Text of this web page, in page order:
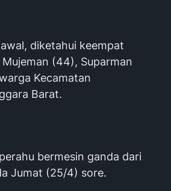
diketahui keempat
(44), Suparman
Kecamatan
Barat.
bermesin ganda dari
Jumat (25/4) sore.